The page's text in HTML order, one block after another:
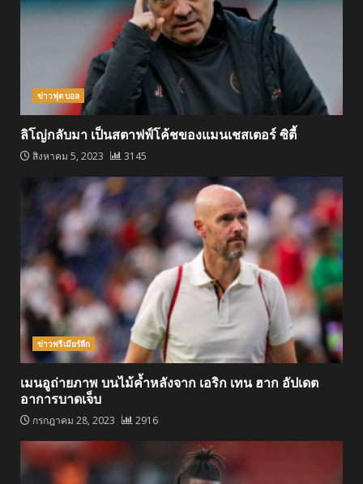
ข่าวฟุตบอล
ลิโญ่กลับมา เป็นสตาฟฟ์โค้ชของแมนเชสเตอร์ ซิตี้
สิงหาคม 5, 2023 3145
ข่าวพรีเมียร์ลีก
เมนอูถ่ายภาพ บนไม้ค้ำหลังจาก เอริก เทน ฮาก อัปเดต
อาการบาดเจ็บ
กรกฎาคม 28, 2023 2916